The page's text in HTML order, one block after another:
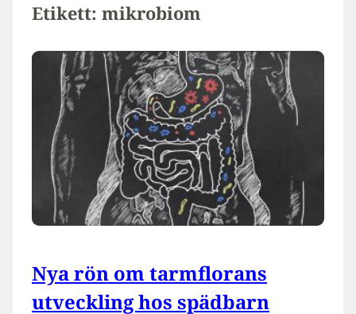
Etikett: mikrobiom
Nya rön om tarmflorans
utveckling hos spädbarn